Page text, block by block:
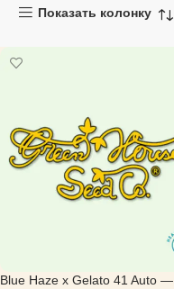
Показать колонку
Blue Haze x Gelato 41 Auto —